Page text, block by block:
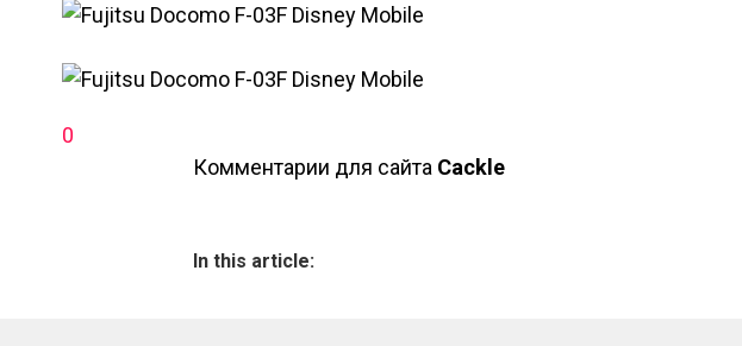
0
Комментарии для сайта Cackl e
In this article: